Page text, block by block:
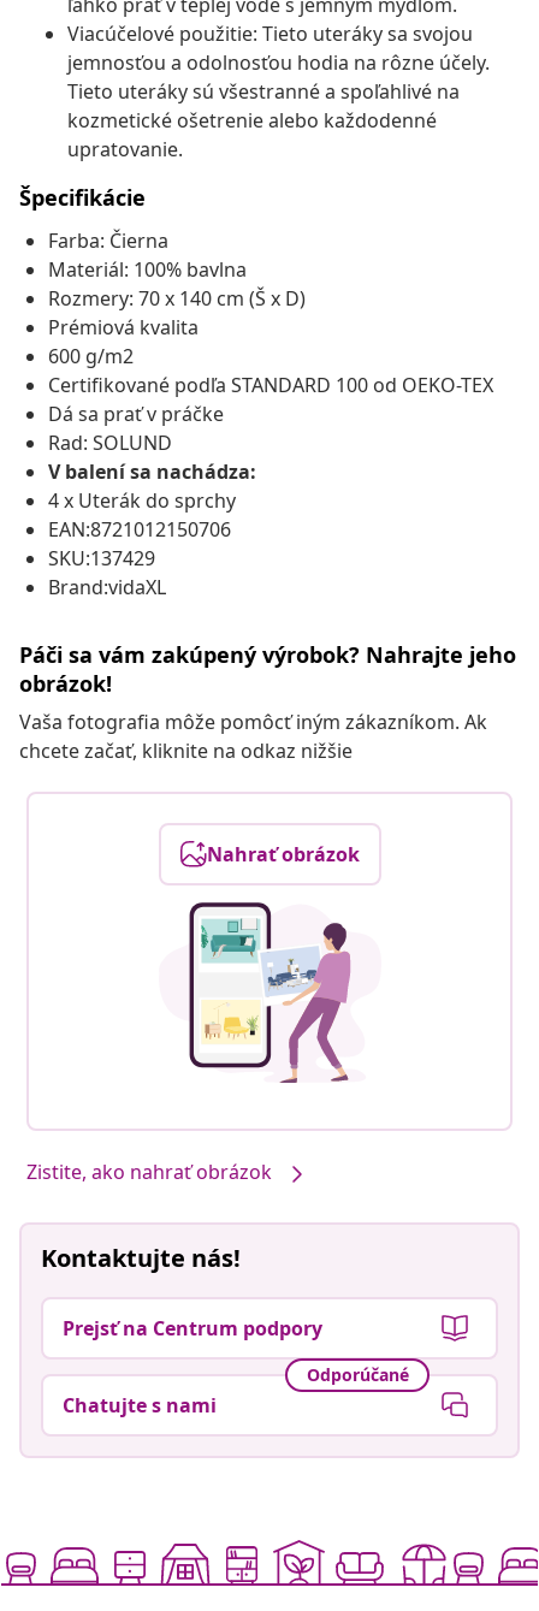
Viacúčelové použitie: Tieto uteráky sa svojou
jemnosťou a odolnosťou hodia na rôzne účely.
Tieto uteráky sú všestranné a spoľahlivé na
kozmetické ošetrenie alebo každodenné
upratovanie.
Špecifikácie
Farba: Čierna
Materiál: 100% bavlna
Rozmery: 70 x 140 cm (Š x D)
Prémiová kvalita
600 g/m2
Certifikované podľa STANDARD 100 od OEKO-TEX
Dá sa prať v práčke
Rad: SOLUND
V balení sa nachádza:
4 x Uterák do sprchy
EAN:8721012150706
SKU:137429
Brand:vidaXL
Páči sa vám zakúpený výrobok? Nahrajte jeho
obrázok!
Vaša fotografia môže pomôcť iným zákazníkom. Ak
chcete začať, kliknite na odkaz nižšie
Nahrať obrázok
Zistite, ako nahrať obrázok
Kontaktujte nás!
Prejsť na Centrum podpory
Odporúčané
Chatujte s nami